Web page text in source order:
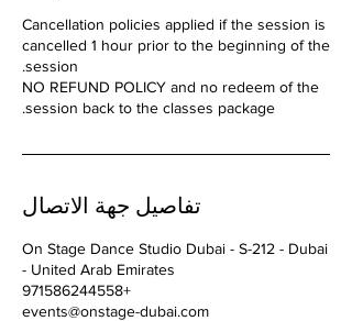
Cancellation policies applied if the session is
cancelled 1 hour prior to the beginning of the
NO REFUND POLICY and no redeem of the
session back to the classes package.
تفاصيل جهة الاتصال
On Stage Dance Studio Dubai - S-212 - Dubai
- United Arab Emirates
+971586244558
events@onstage-dubai.com